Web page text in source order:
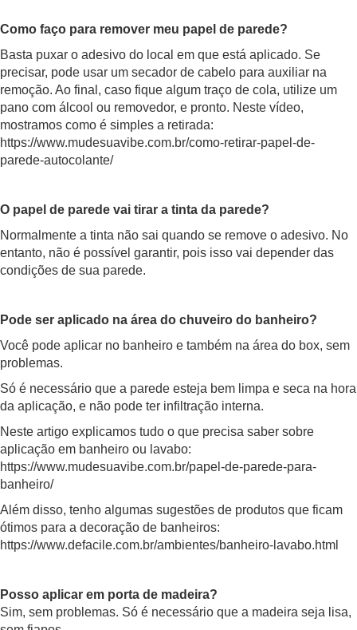
Como faço para remover meu papel de parede?
Basta puxar o adesivo do local em que está aplicado. Se
precisar, pode usar um secador de cabelo para auxiliar na
remoção. Ao final, caso fique algum traço de cola, utilize um
pano com álcool ou removedor, e pronto. Neste vídeo,
mostramos como é simples a retirada:
https://www.mudesuavibe.com.br/como-retirar-papel-de-
parede-autocolante/
O papel de parede vai tirar a tinta da parede?
Normalmente a tinta não sai quando se remove o adesivo. No
entanto, não é possível garantir, pois isso vai depender das
condições de sua parede.
Pode ser aplicado na área do chuveiro do banheiro?
Você pode aplicar no banheiro e também na área do box, sem
problemas.
Só é necessário que a parede esteja bem limpa e seca na hora
da aplicação, e não pode ter infiltração interna.
Neste artigo explicamos tudo o que precisa saber sobre
aplicação em banheiro ou lavabo:
https://www.mudesuavibe.com.br/papel-de-parede-para-
banheiro/
Além disso, tenho algumas sugestões de produtos que ficam
ótimos para a decoração de banheiros:
https://www.defacile.com.br/ambientes/banheiro-lavabo.html
Posso aplicar em porta de madeira?
Sim, sem problemas. Só é necessário que a madeira seja lisa,